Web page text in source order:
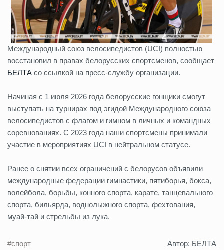
Международный союз велосипедистов (UCI) полностью
восстановил в правах белорусских спортсменов, сообщает
БЕЛТА со ссылкой на пресс-службу организации.
Начиная с 1 июля 2026 года белорусские гонщики смогут
выступать на турнирах под эгидой Международного союза
велосипедистов с флагом и гимном в личных и командных
соревнованиях. С 2023 года наши спортсмены принимали
участие в мероприятиях UCI в нейтральном статусе.
Ранее о снятии всех ограничений с белорусов объявили
международные федерации гимнастики, пятиборья, бокса,
волейбола, борьбы, конного спорта, карате, танцевального
спорта, бильярда, воднолыжного спорта, фехтования,
муай-тай и стрельбы из лука.
#спорт Автор: БЕЛТА